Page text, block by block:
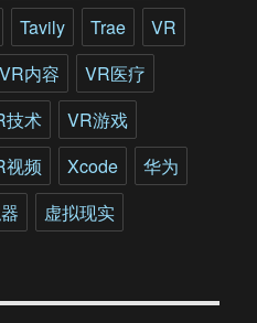
Tavily Trae
VR
VR内容
VR医疗
技术
VR游戏
视频 Xcode
华为
虚拟现实